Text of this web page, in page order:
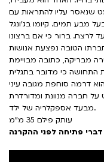
שנאסר עליו להתראות עם
מבע תמים. קיומו בג'ונגל
לרצח. ברור כי אם ברצונו
הטובה נפצעת אנושות
מבריקה, כתובה מבויימת
התחושה כי מדובר בתגלית
דרמה סוחפת מגובה עיני
חברה מנוונת ומדורדרת
מבעד אספקלריה של ילד.
עותק פילם 35 מ"מ
דברי פתיחה לפני ההקרנה